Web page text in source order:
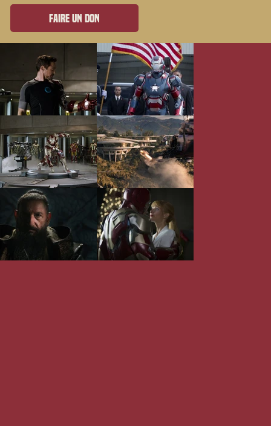
Faire un don